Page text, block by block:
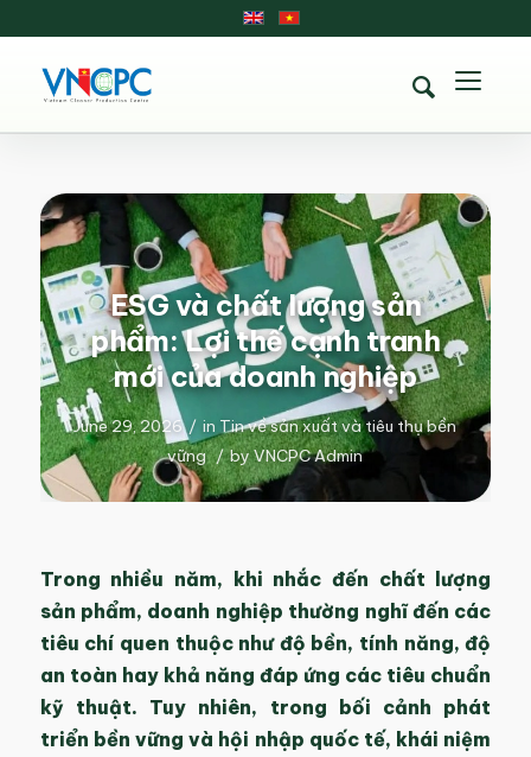
ESG và chất lượng sản
phẩm: Lợi thế cạnh tranh
mới của doanh nghiệp
June 29, 2026 / in Tin về sản xuất và tiêu thụ bền
vững / byVNCPC Admin
Trong nhiều năm, khi nhắc đến chất lượng
sản phẩm, doanh nghiệp thường nghĩ đến các
tiêu chí quen thuộc như độ bền, tính năng, độ
an toàn hay khả năng đáp ứng các tiêu chuẩn
kỹ thuật. Tuy nhiên, trong bối cảnh phát
triển bền vững và hội nhập quốc tế, khái niệm